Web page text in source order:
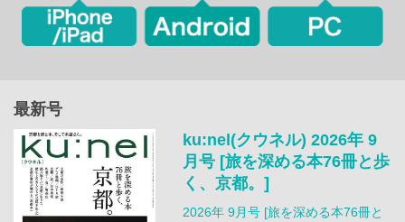
最新号
ku:nel(クウネル) 2026年 9
月号 [旅を深める本76冊と歩
く、京都。]
2026年 9月号 [旅を深める本76冊と